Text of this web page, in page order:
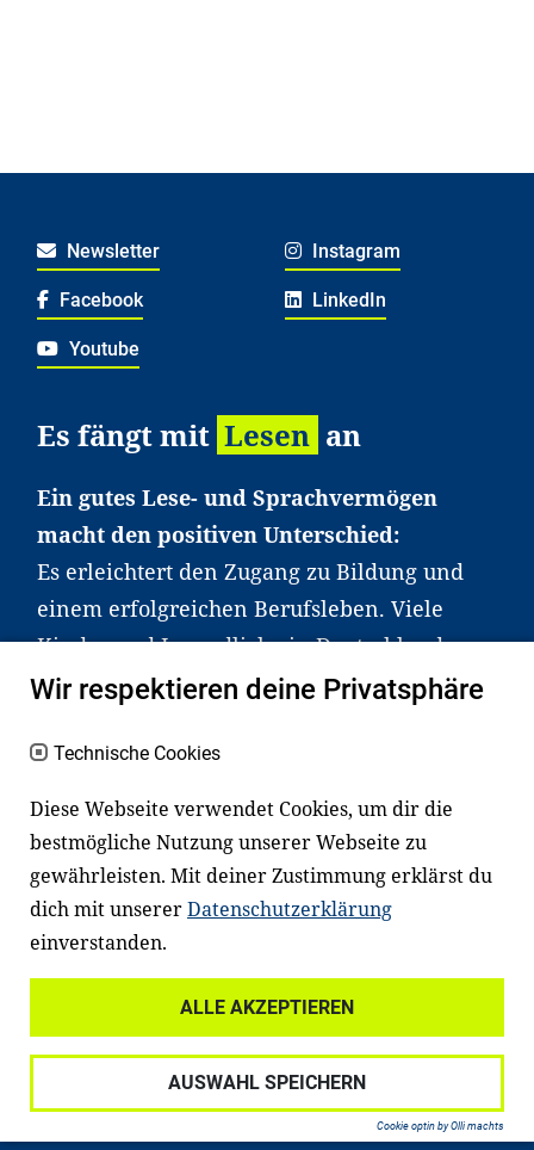
Newsletter Instagram
Facebook LinkedIn
Youtube
Es fängt mit Lesen an
Ein gutes Lese- und Sprachvermögen
macht den positiven Unterschied:
Es erleichtert den Zugang zu Bildung und
einem erfolgreichen Berufsleben. Viele
Kinder und Jugendliche in Deutschland
haben aber große Schwierigkeiten dabei.
an Familien sowie an Erzieher*innen,
Lehrer*innen und andere
Fachexpert*innen. Dafür arbeiten wir eng
mit Ministerien, wissenschaftlichen
Einrichtungen, Verbänden, Unternehmen
und anderen Stiftungen zusammen.
Datenschutz
Haftungsausschluss
Impressum
Wir respektieren deine Privatsphäre
Technische Cookies
Diese Webseite verwendet Cookies, um dir die
bestmögliche Nutzung unserer Webseite zu
gewährleisten. Mit deiner Zustimmung erklärst du
dich mit unsererDatenschutzerklärung
einverstanden.
ALLE AKZEPTIEREN
AUSWAHL SPEICHERN
Cookie optin by Olli machts